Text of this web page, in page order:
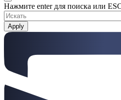
Нажмите enter для поиска или
Apply